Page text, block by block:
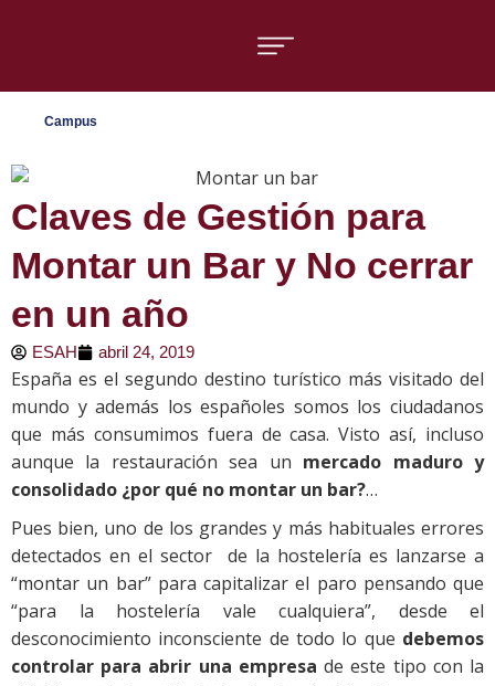
Campus
Claves de Gestión para
Montar un Bar y No cerrar
en un año
ESAH abril 24, 2019
España es el segundo destino turístico más visitado del
mundo y además los españoles somos los ciudadanos
que más consumimos fuera de casa. Visto así, incluso
aunque la restauración sea un mercado maduro y
consolidado ¿por qué no montar un bar?…
Pues bien, uno de los grandes y más habituales errores
detectados en el sector de la hostelería es lanzarse a
“montar un bar” para capitalizar el paro pensando que
“para la hostelería vale cualquiera”, desde el
desconocimiento inconsciente de todo lo que debemos
controlar para abrir una empresa de este tipo con la